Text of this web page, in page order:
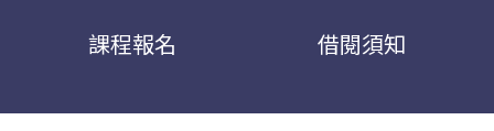
課程報名 借閱須知